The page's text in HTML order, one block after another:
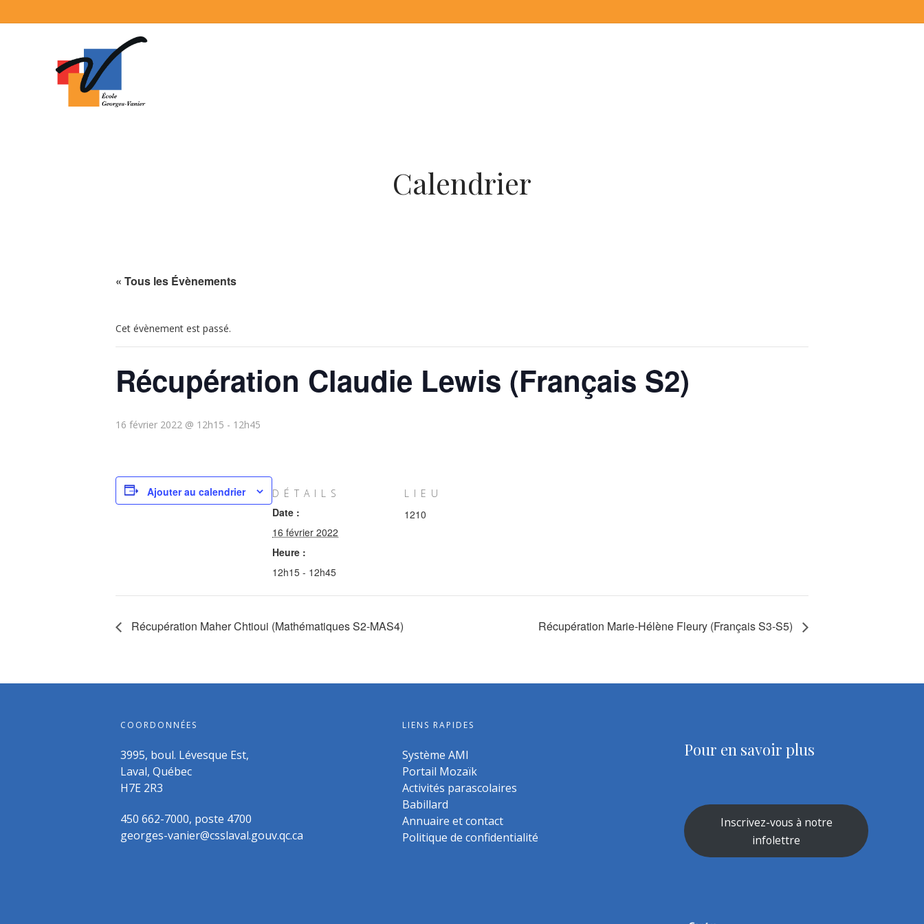
Calendrier
« Tous les Évènements
Cet évènement est passé.
Récupération Claudie Lewis (Français S2)
16 février 2022 @ 12h15 - 12h45
Ajouter au calendrier DÉTAILS
Date :
16 février 2022
Heure :
12h15 - 12h45
LIEU
1210
Récupération Maher Chtioui (Mathématiques S2-MAS4) Récupération Marie-Hélène Fleury (Français S3-S5)
COORDONNÉES
3995, boul. Lévesque Est,
Laval, Québec
H7E 2R3
450 662-7000, poste 4700
georges-vanier@csslaval.gouv.qc.ca
LIENS RAPIDES
Système AMI
Portail Mozaïk
Activités parascolaires
Babillard
Annuaire et contact
Politique de confidentialité
Pour en savoir plus
Inscrivez-vous à notre
infolettre